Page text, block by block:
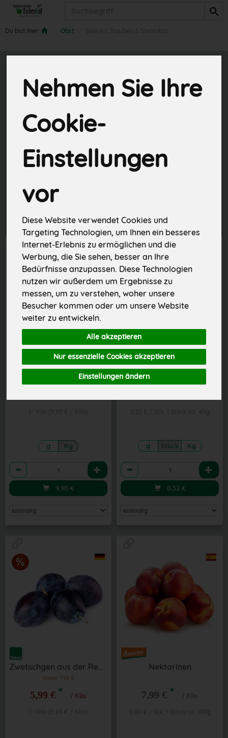
Nehmen Sie Ihre
Cookie-
Einstellungen
vor
Diese Website verwendet Cookies und
Targeting Technologien, um Ihnen ein besseres
Internet-Erlebnis zu ermöglichen und die
Werbung, die Sie sehen, besser an Ihre
Bedürfnisse anzupassen. Diese Technologien
nutzen wir außerdem um Ergebnisse zu
messen, um zu verstehen, woher unsere
Besucher kommen oder um unsere Website
weiter zu entwickeln.
Alle akzeptieren
Nur essenzielle Cookies akzeptieren
Einstellungen ändern
Du bist hier: Obst
Beeren, Trauben
& Steinobst
Hersteller
Aprikosen
g Kg
Anzahl
9,90 €
Pflaumen rot/hell
g Stück Kg
Anzahl
0,32 €
Zwetschgen aus der Region
bisher 7,90 €
5,99 € * / Kilo
Nektarinen
7,99 € * / Kilo